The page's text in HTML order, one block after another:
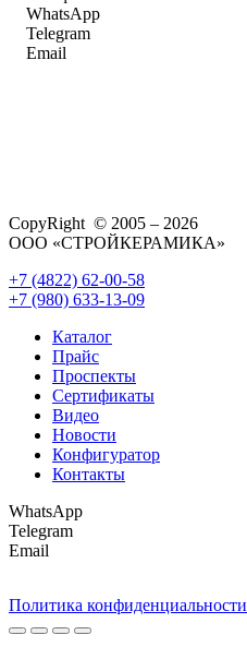
WhatsApp
Telegram
Email
CopyRight © 2005 – 2026
ООО «СТРОЙКЕРАМИКА»
+7 (4822) 62-00-58
+7 (980) 633-13-09
Каталог
Прайс
Проспекты
Сертификаты
Видео
Новости
Конфигуратор
Контакты
WhatsApp
Telegram
Email
Политика конфиденциальности